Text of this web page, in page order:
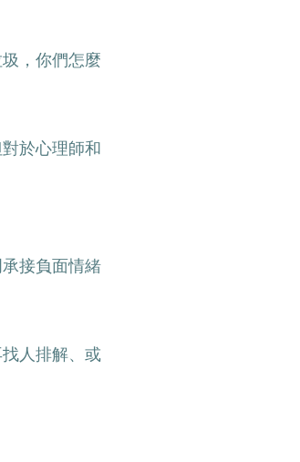
，你們怎麼
於心理師和
接負面情緒
人排解、或